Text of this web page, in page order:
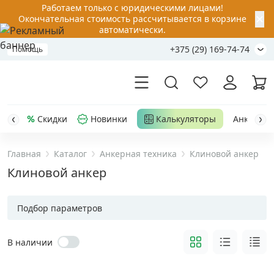
Работаем только с юридическими лицами!
Окончательная стоимость рассчитывается в корзине
автоматически.
Помощь +375 (29) 169-74-74
Акции
Скидки Новинки Калькуляторы Анкер-
Главная Каталог Анкерная техника Клиновой анкер
Клиновой анкер
Подбор параметров
В наличии